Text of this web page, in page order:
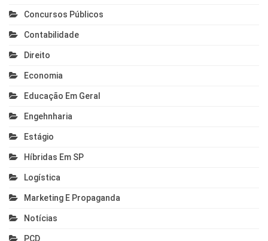
Concursos Públicos
Contabilidade
Direito
Economia
Educação Em Geral
Engehnharia
Estágio
Híbridas Em SP
Logística
Marketing E Propaganda
Notícias
PCD